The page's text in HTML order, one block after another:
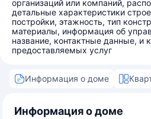
организаций или компаний,
детальные характеристики
постройки, этажность, тип
материалы, информация об
название, контактные данные, и
предоставляемых услуг
Информация о доме
Информация о доме